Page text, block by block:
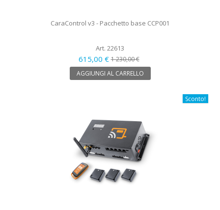
CaraControl v3 - Pacchetto base CCP001
Art. 22613
615,00 €1 230,00 €
AGGIUNGI AL CARRELLO
Sconto!